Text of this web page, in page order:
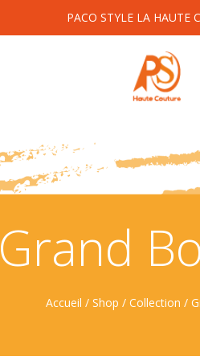
PACO STYLE LA HAUTE
Grand
Accueil / Shop / Collection /